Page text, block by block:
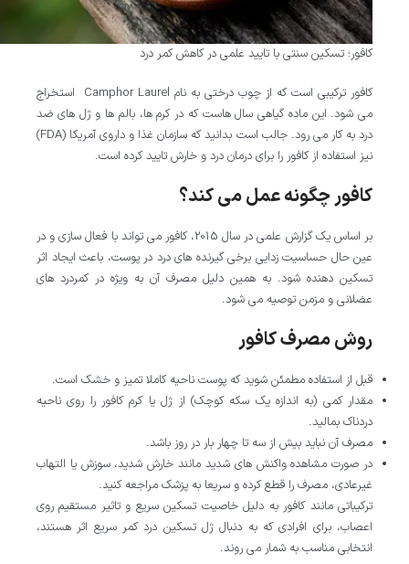
کافور؛ تسکین سنتی با تایید علمی در کاهش کمر درد
کافور ترکیبی است که از چوب درختی به نام Camphor Laurel استخراج
می شود. این ماده گیاهی سال هاست که در کرم ها، بالم ها و ژل های ضد
درد به کار می رود. جالب است بدانید که سازمان غذا و داروی آمریکا (FDA)
نیز استفاده از کافور را برای درمان درد و خارش تایید کرده است.
کافور چگونه عمل می کند؟
بر اساس یک گزارش علمی در سال 2015، کافور می تواند با فعال سازی و در
عین حال حساسیت زدایی برخی گیرنده های درد در پوست، باعث ایجاد اثر
تسکین دهنده شود. به همین دلیل مصرف آن به ویژه در کمردرد های
عضلانی و مزمن توصیه می شود.
روش مصرف کافور
قبل از استفاده مطمئن شوید که پوست ناحیه کاملا تمیز و خشک است.
مقدار کمی (به اندازه یک سکه کوچک) از ژل یا کرم کافور را روی ناحیه
دردناک بمالید.
مصرف آن نباید بیش از سه تا چهار بار در روز باشد.
در صورت مشاهده واکنش های شدید مانند خارش شدید، سوزش یا التهاب
غیرعادی، مصرف را قطع کرده و سریعا به پزشک مراجعه کنید.
ترکیباتی مانند کافور به دلیل خاصیت تسکین سریع و تاثیر مستقیم روی
اعصاب، برای افرادی که به دنبال ژل تسکین درد کمر سریع اثر هستند،
انتخابی مناسب به شمار می روند.